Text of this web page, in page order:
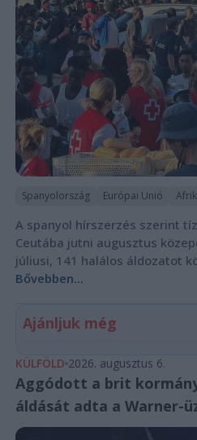
Spanyolország Európai Unió
A spanyol hírszerzés szerint
Ceutába jutni augusztus
júliusi, 141 halálos áldozatot
Bővebben...
Ajánljuk még
KÜLFÖLD 2026. augusztus 6.
Aggódott a brit
áldását adta a Warner-